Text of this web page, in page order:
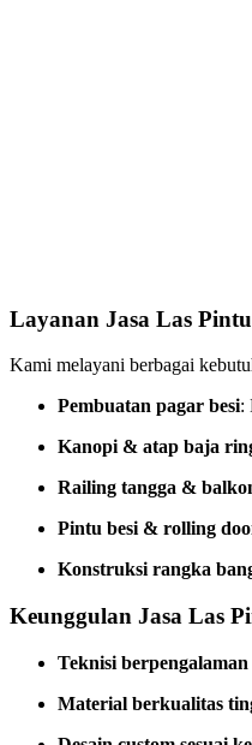
Layanan Jasa Las
Kami melayani berbagai
Pembuatan pagar besi:
Kanopi & atap baja
Railing tangga &
Pintu besi & rolling
Konstruksi rangka
Keunggulan Jasa Las
Teknisi berpengalaman
Material berkualitas